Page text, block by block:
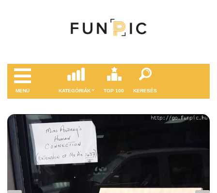
MENÜ KATEGÓRIÁK TOP 100 KERESÉS